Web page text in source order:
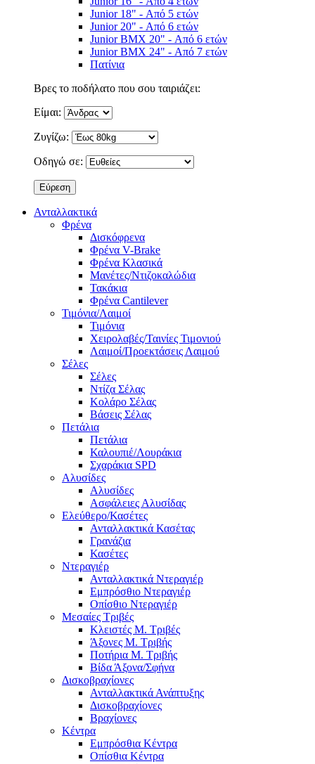
Junior 18" - Από 5 ετών
Junior 20" - Από 6 ετών
Junior BMX 20" - Από 6 ετών
Junior BMX 24" - Από 7 ετών
Πατίνια
Βρες το ποδήλατο που σου ταιριάζει:
Είμαι:
Ζυγίζω:
Οδηγώ σε:
Ανταλλακτικά
Φρένα
Δισκόφρενα
Φρένα V-Brake
Φρένα Κλασικά
Μανέτες/Ντιζοκαλώδια
Τακάκια
Φρένα Cantilever
Τιμόνια/Λαιμοί
Τιμόνια
Χειρολαβές/Ταινίες Τιμονιού
Λαιμοί/Προεκτάσεις Λαιμού
Σέλες
Σέλες
Ντίζα Σέλας
Κολάρο Σέλας
Βάσεις Σέλας
Πετάλια
Πετάλια
Καλουπιέ/Λουράκια
Σχαράκια SPD
Αλυσίδες
Αλυσίδες
Ασφάλειες Αλυσίδας
Ελεύθερο/Κασέτες
Ανταλλακτικά Κασέτας
Γρανάζια
Κασέτες
Ντεραγιέρ
Ανταλλακτικά Ντεραγιέρ
Εμπρόσθιο Ντεραγιέρ
Οπίσθιο Ντεραγιέρ
Μεσαίες Τριβές
Κλειστές Μ. Τριβές
Άξονες Μ. Τριβής
Ποτήρια Μ. Τριβής
Βίδα Άξονα/Σφήνα
Δισκοβραχίονες
Ανταλλακτικά Ανάπτυξης
Δισκοβραχίονες
Βραχίονες
Κέντρα
Εμπρόσθια Κέντρα
Οπίσθια Κέντρα